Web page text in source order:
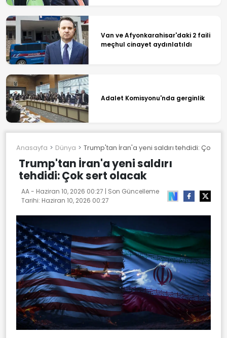
Van ve Afyonkarahisar'daki 2 faili
meçhul cinayet aydınlatıldı
Adalet Komisyonu'nda gerginlik
Anasayfa Dünya Trump'tan İran'a yeni saldırı tehdidi: Çok
Trump'tan İran'a yeni saldırı
tehdidi: Çok sert olacak
AA - Haziran 10, 2026 00:27 | Son Güncelleme
Tarihi: Haziran 10, 2026 00:27